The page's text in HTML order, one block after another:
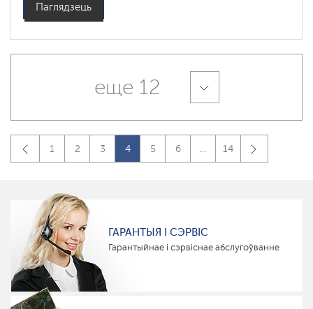
Паглядзець
еще 12
1 2 3 4 5 6 ... 14
ГАРАНТЫЯ І СЭРВІС
Гарантыйнае і сэрвіснае абслугоўванне